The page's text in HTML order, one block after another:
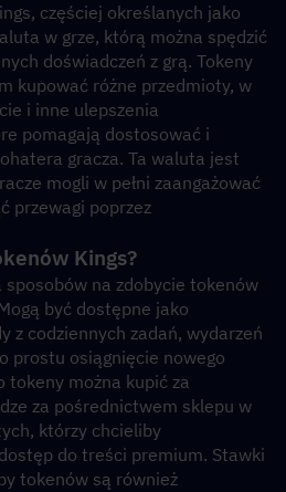
częściej określanych jako
w grze, którą można spędzić
doświadczeń z grą. Tokeny
kupować różne przedmioty, w
i inne ulepszenia
pomagają dostosować i
gracza. Ta waluta jest
mogli w pełni zaangażować
przewagi poprzez
Kings?
sposobów na zdobycie tokenów
być dostępne jako
z codziennych zadań, wydarzeń
prostu osiągnięcie nowego
tokeny można kupić za
za pośrednictwem sklepu w
którzy chcieliby
do treści premium. Stawki
tokenów są również